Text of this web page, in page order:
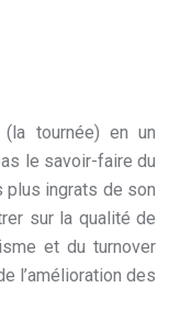
(la tournée) en un
le savoir-faire du
ingrats de son
sur la qualité de
et du turnover
l’amélioration des